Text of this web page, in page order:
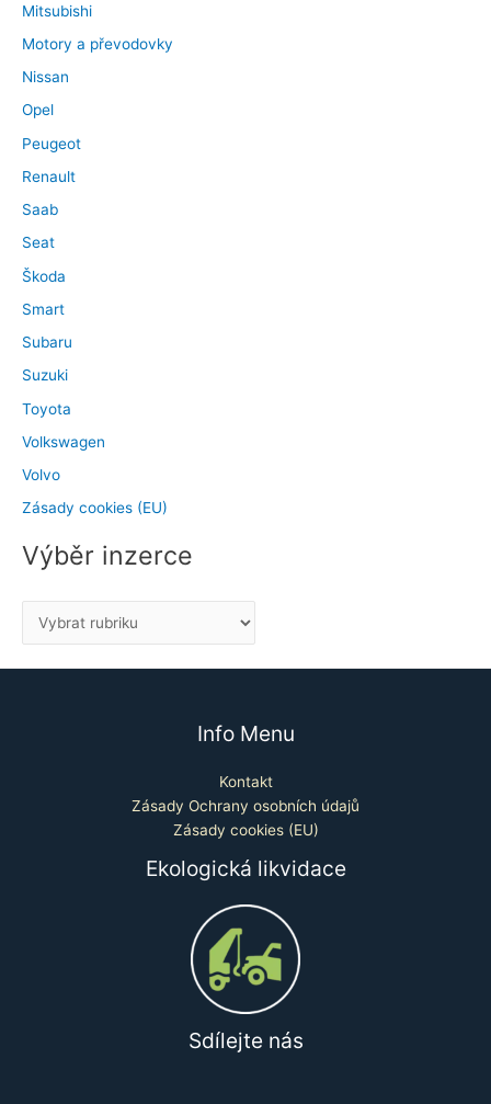
Mitsubishi
Motory a převodovky
Nissan
Opel
Peugeot
Renault
Saab
Seat
Škoda
Smart
Subaru
Suzuki
Toyota
Volkswagen
Volvo
Zásady cookies (EU)
Výběr inzerce
Info Menu
Kontakt
Zásady Ochrany osobních údajů
Zásady cookies (EU)
Ekologická likvidace
Sdílejte nás